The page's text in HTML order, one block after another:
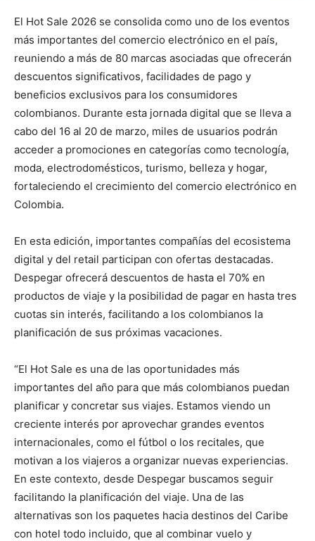
El Hot Sale 2026 se consolida como uno de los eventos
más importantes del comercio electrónico en el país,
reuniendo a más de 80 marcas asociadas que ofrecerán
descuentos significativos, facilidades de pago y
beneficios exclusivos para los consumidores
colombianos. Durante esta jornada digital que se lleva a
cabo del 16 al 20 de marzo, miles de usuarios podrán
acceder a promociones en categorías como tecnología,
moda, electrodomésticos, turismo, belleza y hogar,
fortaleciendo el crecimiento del comercio electrónico en
Colombia.
En esta edición, importantes compañías del ecosistema
digital y del retail participan con ofertas destacadas.
Despegar ofrecerá descuentos de hasta el 70% en
productos de viaje y la posibilidad de pagar en hasta tres
cuotas sin interés, facilitando a los colombianos la
planificación de sus próximas vacaciones.
“El Hot Sale es una de las oportunidades más
importantes del año para que más colombianos puedan
planificar y concretar sus viajes. Estamos viendo un
creciente interés por aprovechar grandes eventos
internacionales, como el fútbol o los recitales, que
motivan a los viajeros a organizar nuevas experiencias.
En este contexto, desde Despegar buscamos seguir
facilitando la planificación del viaje. Una de las
alternativas son los paquetes hacia destinos del Caribe
con hotel todo incluido, que al combinar vuelo y